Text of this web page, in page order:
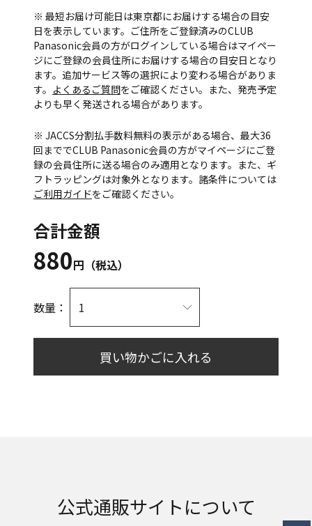
※ 最短お届け可能日は東京都にお届けする場合の目安
日を表示しています。ご住所をご登録済みのCLUB
Panasonic会員の方がログインしている場合はマイペー
ジにご登録の会員住所にお届けする場合の目安日となり
ます。追加サービス等の選択により変わる場合がありま
す。 よくあるご質問をご確認ください。また、発売予定
よりも早く発送される場合があります。
※ JACCS分割払手数料無料の表示がある場合、最大36
回まででCLUB Panasonic会員の方がマイページにご登
録の会員住所に送る場合のみ適用となります。また、ギ
フトラッピングは対象外となります。諸条件については
ご利用ガイドをご確認ください。
合計金額
880円（税込）
数量：
買い物かごに入れる
公式通販サイトについて